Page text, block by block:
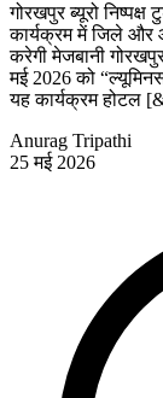
गोरखपुर ब्यूरो
कार्यक्रम में जिले और
करेगी मेजबानी
मई 2026 को
यह कार्यक्रम होटल
Anurag Tripathi
25 मई 2026